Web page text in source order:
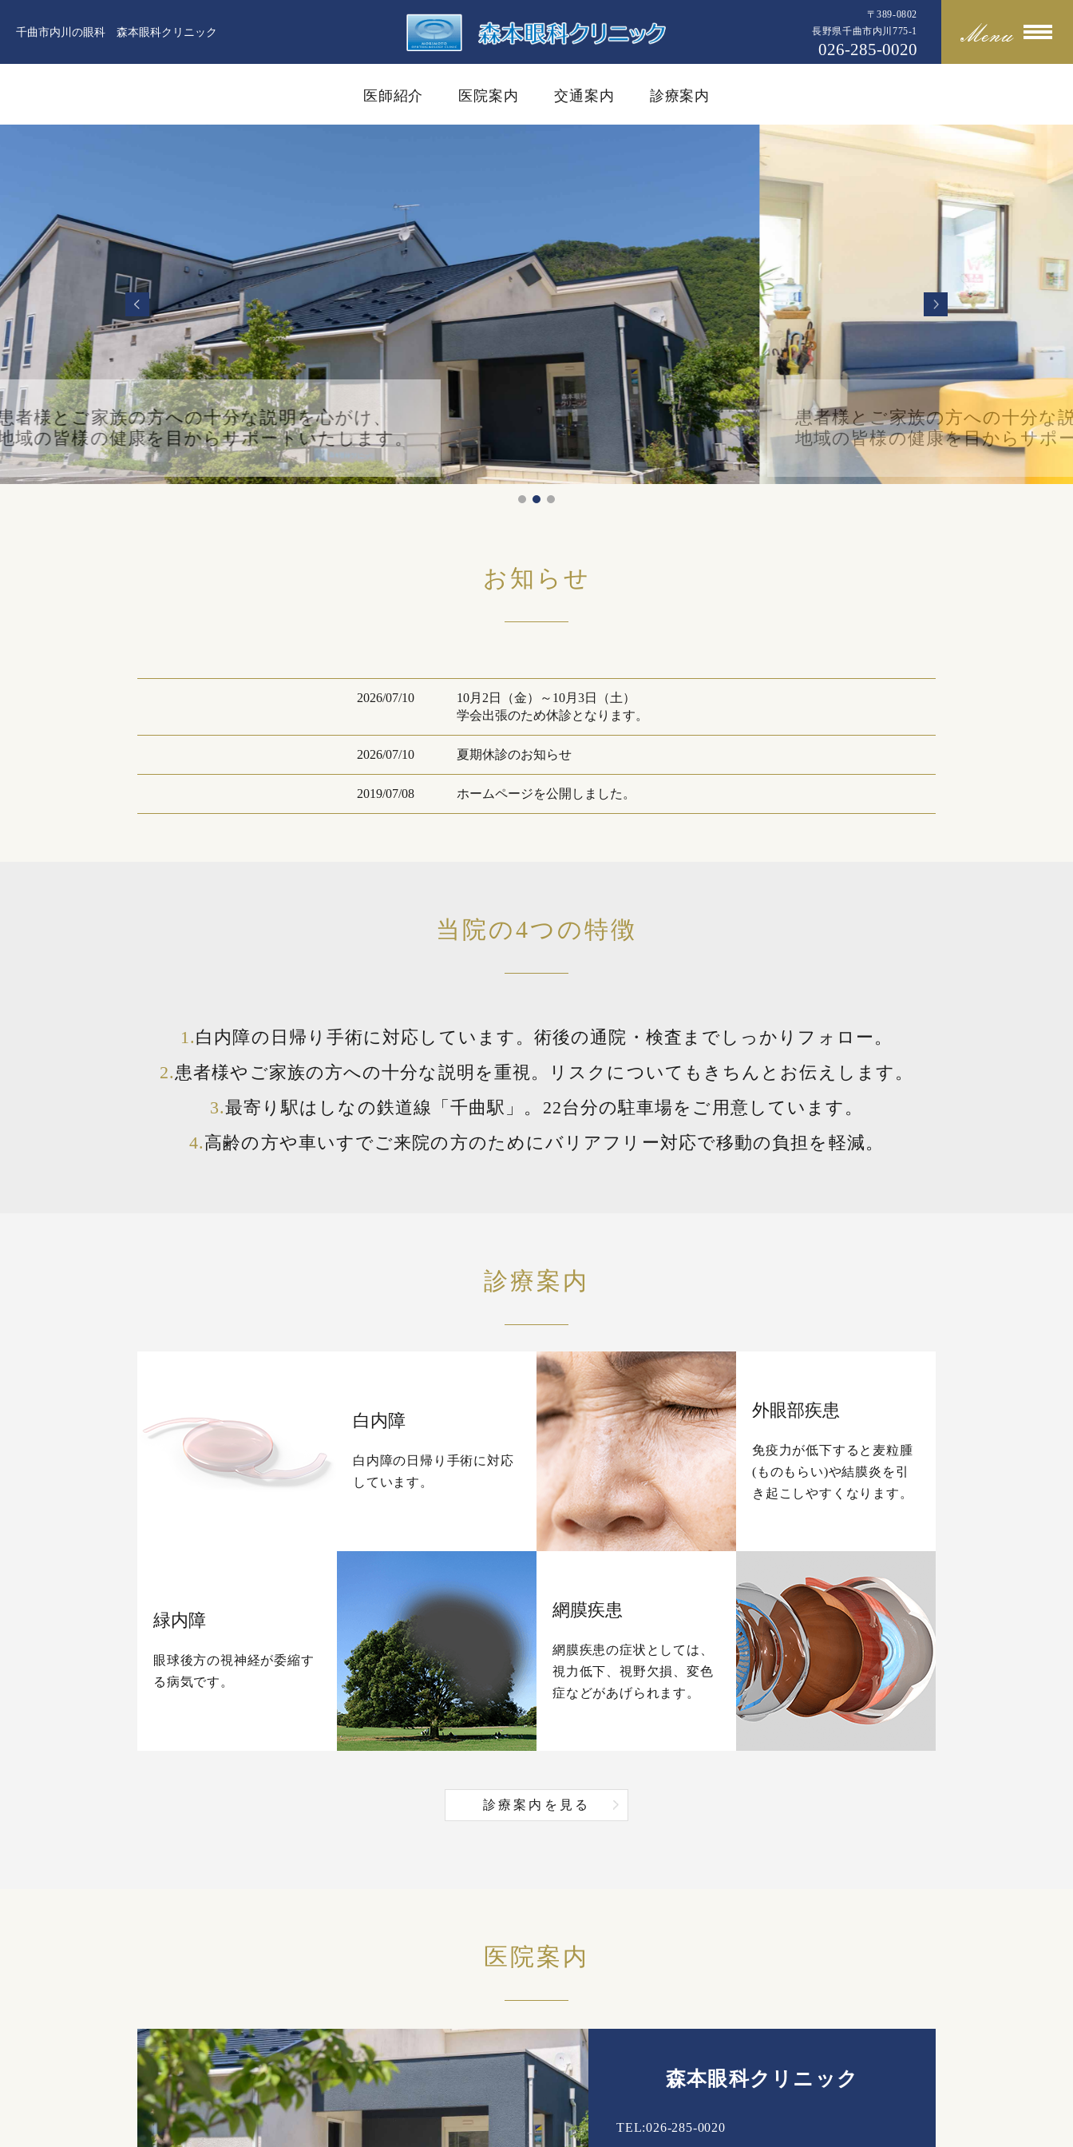
千曲市内川の眼科 森本眼科クリニック
〒389-0802
長野県千曲市内川775-1
026-285-0020
医師紹介 医院案内 交通案内 診療案内
患者様とご家族の方への十分な説明を心がけ、
地域の皆様の健康を目からサポートいたします。
お知らせ
2026/07/10
10月2日（金）～10月3日（土）
学会出張のため休診となります。
2026/07/10 夏期休診のお知らせ
2019/07/08 ホームページを公開しました。
当院の4つの特徴
白内障の日帰り手術に対応しています。術後の通院・検査までしっかりフォロー。
患者様やご家族の方への十分な説明を重視。リスクについてもきちんとお伝えします。
最寄り駅はしなの鉄道線「千曲駅」。22台分の駐車場をご用意しています。
高齢の方や車いすでご来院の方のためにバリアフリー対応で移動の負担を軽減。
診療案内
白内障
白内障の日帰り手術に対応
しています。
緑内障
眼球後方の視神経が委縮す
る病気です。
外眼部疾患
免疫力が低下すると麦粒腫
(ものもらい)や結膜炎を引
き起こしやすくなります。
網膜疾患
網膜疾患の症状としては、
視力低下、視野欠損、変色
症などがあげられます。
診療案内を見る
医院案内
森本眼科クリニック
TEL:026-285-0020